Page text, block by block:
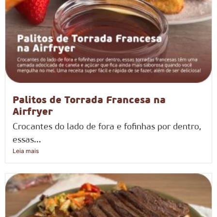
Palitos de Torrada Francesa na
Airfryer
Crocantes do lado de fora e fofinhas por dentro,
essas...
Leia mais